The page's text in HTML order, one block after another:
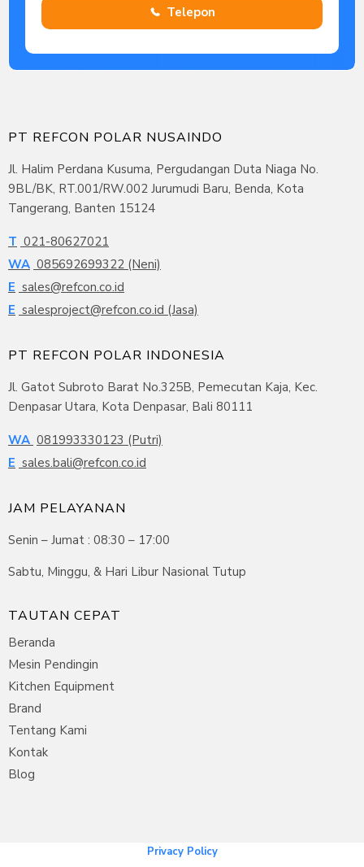
Telepon
PT REFCON POLAR NUSAINDO
Jl. Halim Perdana Kusuma, Pergudangan Duta Niaga No.
9BL/BK, RT.001/RW.002 Jurumudi Baru, Benda, Kota
Tangerang, Banten 15124
T 021-80627021
WA 085692699322 (Neni)
E sales@refcon.co.id
E salesproject@refcon.co.id (Jasa)
PT REFCON POLAR INDONESIA
Jl. Gatot Subroto Barat No.325B, Pemecutan Kaja, Kec.
Denpasar Utara, Kota Denpasar, Bali 80111
WA 081993330123 (Putri)
E sales.bali@refcon.co.id
JAM PELAYANAN
Senin – Jumat : 08:30 – 17:00
Sabtu, Minggu, & Hari Libur Nasional Tutup
TAUTAN CEPAT
Beranda
Mesin Pendingin
Kitchen Equipment
Brand
Tentang Kami
Kontak
Blog
Privacy Policy